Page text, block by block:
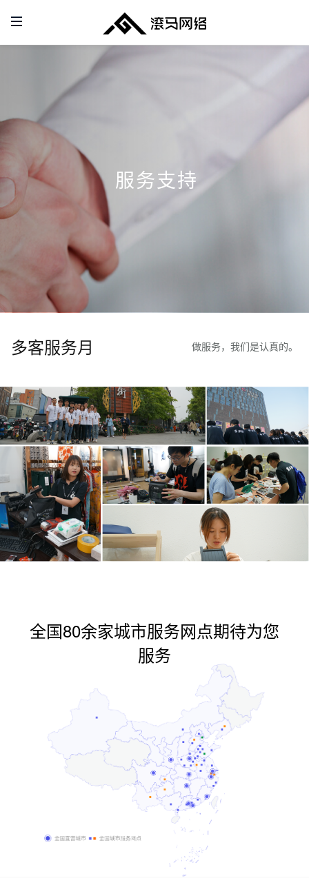
多客软件服务中心-多客服务网点-多
服务支持
合作加盟
关于我们
服务支持
多客服务月 做服务，我们是认真的。
全国80余家城市服务网点期待为您
服务